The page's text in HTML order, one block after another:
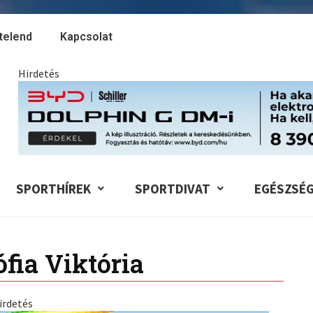
Kapcsolat
Hirdetés
SPORTHÍREK SPORTDIVAT EGÉSZSÉG
Viktória